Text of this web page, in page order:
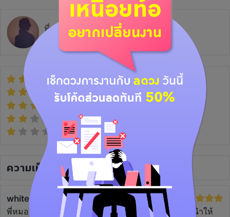
พี่หมอเตย(plants)🍀
อัตราการตอบ 28.6% ตอบกลับภายใน 1 วัน
(1)
(0)
ความเห็น (1)
white 2 ปีที่แล้ว
พี่หมอให้คำตอบละเอียด และตรงพอสมควร มีคำแนะนำให้